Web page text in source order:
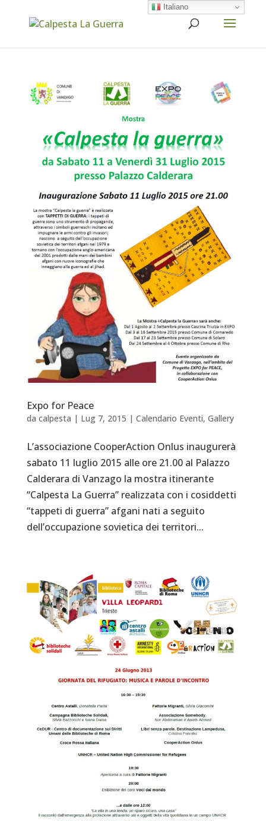
Expo for Peace
da calpesta | Lug 7, 2015 | Calendario Eventi, Gallery
L’associazione CooperAction Onlus inaugurerà
sabato 11 luglio 2015 alle ore 21.00 al Palazzo
Calderara di Vanzago la mostra itinerante
“Calpesta La Guerra” realizzata con i cosiddetti
“tappeti di guerra” afgani nati a seguito
dell’occupazione sovietica dei territori...
Italiano